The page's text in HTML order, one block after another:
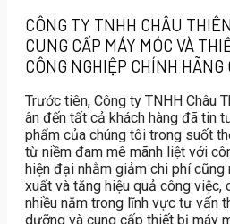
CÔNG TY TNHH CHÂU
CUNG CẤP MÁY MÓC VÀ
CÔNG NGHIỆP CHÍNH HÃNG
Trước tiên, Công ty TNHH Châu
ân đến tất cả khách hàng đã tin
phẩm của chúng tôi trong suốt
từ niềm đam mê mãnh liệt với
hiện đại nhằm giảm chi phí
xuất và tăng hiệu quả công việc,
nhiều năm trong lĩnh vực tư vấn
dưỡng và cung cấp thiết bị máy